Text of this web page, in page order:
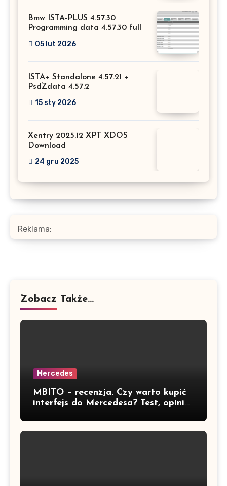
Bmw ISTA-PLUS 4.57.30
Programming data 4.57.30 full
05 lut 2026
ISTA+ Standalone 4.57.21 +
PsdZdata 4.57.2
15 sty 2026
Xentry 2025.12 XPT XDOS
Download
24 gru 2025
Reklama:
Zobacz Także...
Mercedes
MBITO – recenzja. Czy warto kupić
interfejs do Mercedesa? Test, opinia